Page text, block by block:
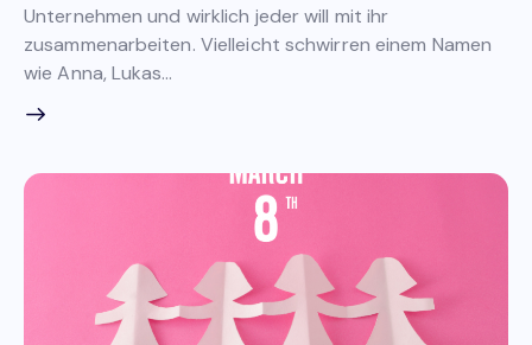
Unternehmen und wirklich jeder will mit ihr
zusammenarbeiten. Vielleicht schwirren einem Namen
wie Anna, Lukas…